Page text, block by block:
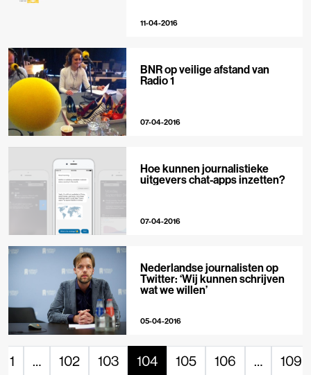
11-04-2016
BNR op veilige afstand van
Radio 1
07-04-2016
Hoe kunnen journalistieke
uitgevers chat-apps inzetten?
07-04-2016
Nederlandse journalisten op
Twitter: ‘Wij kunnen schrijven
wat we willen’
05-04-2016
1 … 102 103 104 105 106 … 109